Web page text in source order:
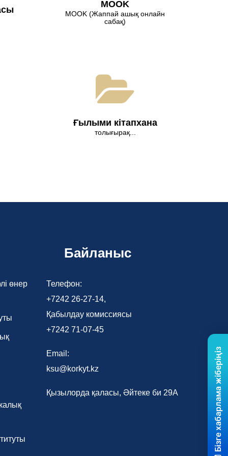
МООK
МООK (Жаппай ашық онлайн
сабақ)
Ғылыми кітапхана
толығырақ...
өнер
Байланыс
Телефон:
+7242 26-27-14,
Қабылдау комиссиясы
+7242 71-07-45
Email:
ksu@korkyt.kz
Қызылорда қаласы, Әйтеке би 29А Бізге хабарлама жіберіңіз